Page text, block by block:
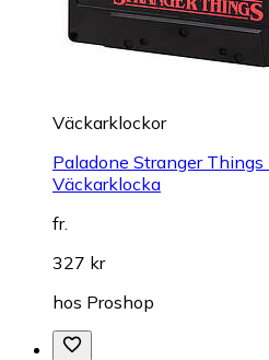
Väckarklockor
Paladone Stranger
Väckarklocka
fr.
327 kr
hos Proshop